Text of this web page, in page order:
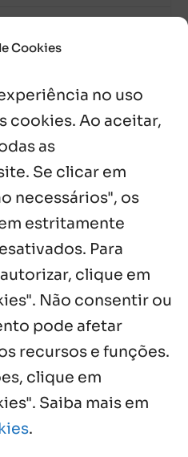
Cookies
no uso
cookies. Ao aceitar,
as
Se clicar em
necessários", os
estritamente
Para
clique em
Não consentir ou
pode afetar
recursos e funções.
clique em
Saiba mais em
.
participam do
perseverança e